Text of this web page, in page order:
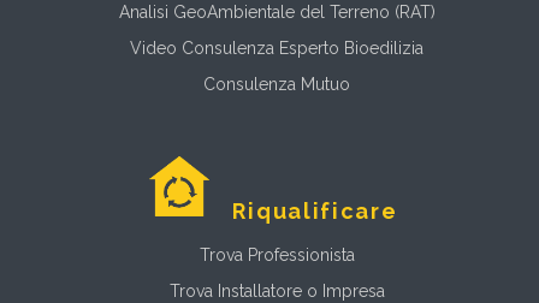
Analisi GeoAmbientale del Terreno (RAT)
Video Consulenza Esperto Bioedilizia
Consulenza Mutuo
Riqualificare
Trova Professionista
Trova Installatore o Impresa